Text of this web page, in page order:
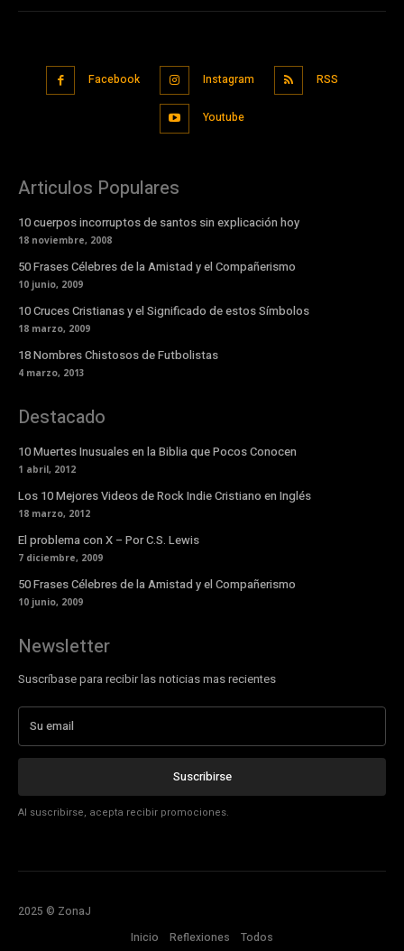
Facebook Instagram RSS
Youtube
Articulos Populares
10 cuerpos incorruptos de santos sin explicación hoy
18 noviembre, 2008
50 Frases Célebres de la Amistad y el Compañerismo
10 junio, 2009
10 Cruces Cristianas y el Significado de estos Símbolos
18 marzo, 2009
18 Nombres Chistosos de Futbolistas
4 marzo, 2013
Destacado
10 Muertes Inusuales en la Biblia que Pocos Conocen
1 abril, 2012
Los 10 Mejores Videos de Rock Indie Cristiano en Inglés
18 marzo, 2012
El problema con X – Por C.S. Lewis
7 diciembre, 2009
50 Frases Célebres de la Amistad y el Compañerismo
10 junio, 2009
Newsletter
Suscríbase para recibir las noticias mas recientes
Suscribirse
Al suscribirse, acepta recibir promociones.
2025 © ZonaJ
Inicio
Reflexiones Todos